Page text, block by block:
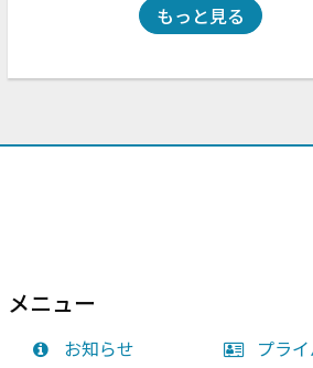
もっと見る
メニュー
お知らせ
プラ